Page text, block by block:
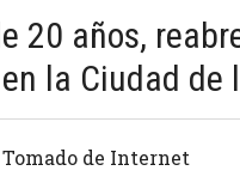
20 años,
la Ciudad de
de Internet